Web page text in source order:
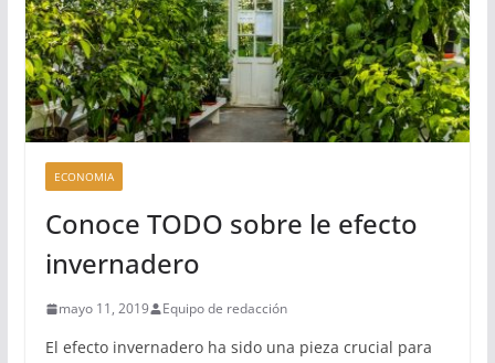
ECONOMIA
Conoce TODO sobre le efecto
invernadero
mayo 11, 2019 Equipo de redacción
El efecto invernadero ha sido una pieza crucial para